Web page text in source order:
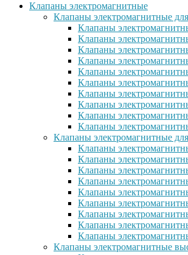
Клапаны электромагнитные
Клапаны электромагнитные
Клапаны
Клапаны
Клапаны
Клапаны
Клапаны
Клапаны
Клапаны
Клапаны
Клапаны
Клапаны
Клапаны электромагнитные
Клапаны
Клапаны
Клапаны
Клапаны
Клапаны
Клапаны
Клапаны
Клапаны
Клапаны
Клапаны электромагнитные